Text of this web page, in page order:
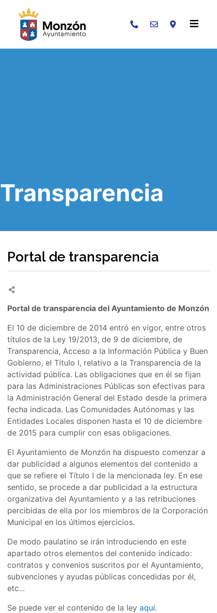
Buscar
Transparencia
Portal de transparencia
Portal de transparencia del Ayuntamiento de Monzón
El 10 de diciembre de 2014 entró en vigor, entre otros
títulos de la Ley 19/2013, de 9 de diciembre, de
Transparencia, Acceso a la Información Pública y Buen
Gobierno, el Título I, relativo a la Transparencia de la
actividad pública. Las obligaciones que en él se fijan
para las Administraciones Públicas son efectivas para
la Administración General del Estado desde la primera
fecha indicada. Las Comunidades Autónomas y las
Entidades Locales disponen hasta el 10 de diciembre
de 2015 para cumplir con esas obligaciones.
El Ayuntamiento de Monzón ha dispuesto comenzar a
dar publicidad a algunos elementos del contenido a
que se refiere el Título I de la mencionada ley. En ese
sentido, se procede a dar publicidad a la estructura
organizativa del Ayuntamiento y a las retribuciones
percibidas de ella por los miembros de la Corporación
Municipal en los últimos ejercicios.
De modo paulatino se irán introduciendo en este
apartado otros elementos del contenido indicado:
contratos y convenios suscritos por el Ayuntamiento,
subvenciones y ayudas públicas concedidas por él,
etc...
Se puede ver el contenido de la ley aquí.